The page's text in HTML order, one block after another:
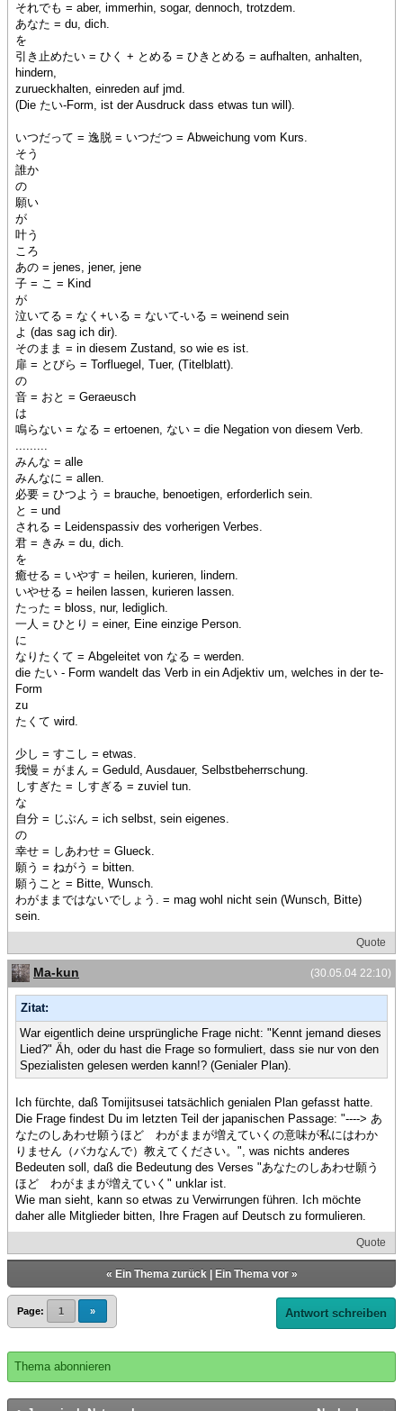
それでも = aber, immerhin, sogar, dennoch, trotzdem.
あなた = du, dich.
を
引き止めたい = ひく + とめる = ひきとめる = aufhalten, anhalten,
hindern,
zurueckhalten, einreden auf jmd.
(Die たい-Form, ist der Ausdruck dass etwas tun will).
いつだって = 逸脱 = いつだつ = Abweichung vom Kurs.
そう
誰か
の
願い
が
叶う
ころ
あの = jenes, jener, jene
子 = こ = Kind
が
泣いてる = なく+いる = ないて-いる = weinend sein
よ (das sag ich dir).
そのまま = in diesem Zustand, so wie es ist.
扉 = とびら = Torfluegel, Tuer, (Titelblatt).
の
音 = おと = Geraeusch
は
鳴らない = なる = ertoenen, ない = die Negation von diesem Verb.
みんな = alle
みんなに = allen.
必要 = ひつよう = brauche, benoetigen, erforderlich sein.
と = und
される = Leidenspassiv des vorherigen Verbes.
君 = きみ = du, dich.
を
癒せる = いやす = heilen, kurieren, lindern.
いやせる = heilen lassen, kurieren lassen.
たった = bloss, nur, lediglich.
一人 = ひとり = einer, Eine einzige Person.
に
なりたくて = Abgeleitet von なる = werden.
die たい - Form wandelt das Verb in ein Adjektiv um, welches in der te-
Form
zu
たくて wird.
少し = すこし = etwas.
我慢 = がまん = Geduld, Ausdauer, Selbstbeherrschung.
しすぎた = しすぎる = zuviel tun.
な
自分 = じぶん = ich selbst, sein eigenes.
の
幸せ = しあわせ = Glueck.
願う = ねがう = bitten.
願うこと = Bitte, Wunsch.
わがままではないでしょう. = mag wohl nicht sein (Wunsch, Bitte)
sein.
Quote
(30.05.04 22:10)
Ma-kun
Zitat:
War eigentlich deine ursprüngliche Frage nicht: "Kennt jemand dieses
Lied?" Äh, oder du hast die Frage so formuliert, dass sie nur von den
Spezialisten gelesen werden kann!? (Genialer Plan).
Ich fürchte, daß Tomijitsusei tatsächlich genialen Plan gefasst hatte.
Die Frage findest Du im letzten Teil der japanischen Passage: "----> あ
なたのしあわせ願うほど わがままが増えていくの意味が私にはわか
りません（バカなんで）教えてください。", was nichts anderes
Bedeuten soll, daß die Bedeutung des Verses "あなたのしあわせ願う
ほど わがままが増えていく" unklar ist.
Wie man sieht, kann so etwas zu Verwirrungen führen. Ich möchte
daher alle Mitglieder bitten, Ihre Fragen auf Deutsch zu formulieren.
Quote
« Ein Thema zurück| Ein Thema vor»
Page: 1 » Antwort schreiben
Thema abonnieren